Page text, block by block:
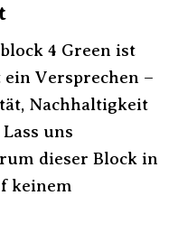
4 Green ist
Versprechen –
Nachhaltigkeit
Lass uns
dieser Block in
keinem